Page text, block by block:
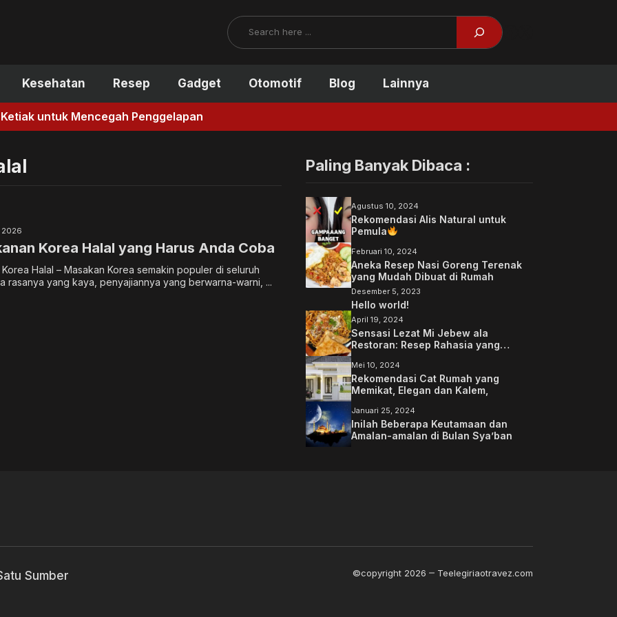
Search Facebook
Kesehatan Resep Gadget Otomotif Blog Lainnya
Penggelapan
2026
Korea Halal yang Harus Anda Coba
Halal – Masakan Korea semakin populer di seluruh
rasanya yang kaya, penyajiannya yang berwarna-warni, ...
Paling Banyak Dibaca :
Agustus 10, 2024
Rekomendasi Alis Natural untuk
Pemula
Februari 10, 2024
Aneka Resep Nasi Goreng Terenak
yang Mudah Dibuat di Rumah
Desember 5, 2023
Hello world!
April 19, 2024
Sensasi Lezat Mi Jebew ala
Restoran: Resep Rahasia yang
Mei 10, 2024
Rekomendasi Cat Rumah yang
Memikat, Elegan dan Kalem,
Januari 25, 2024
Inilah Beberapa Keutamaan dan
Amalan-amalan di Bulan Sya’ban
Sumber ©copyright 2026 Teelegiriaotravez.com